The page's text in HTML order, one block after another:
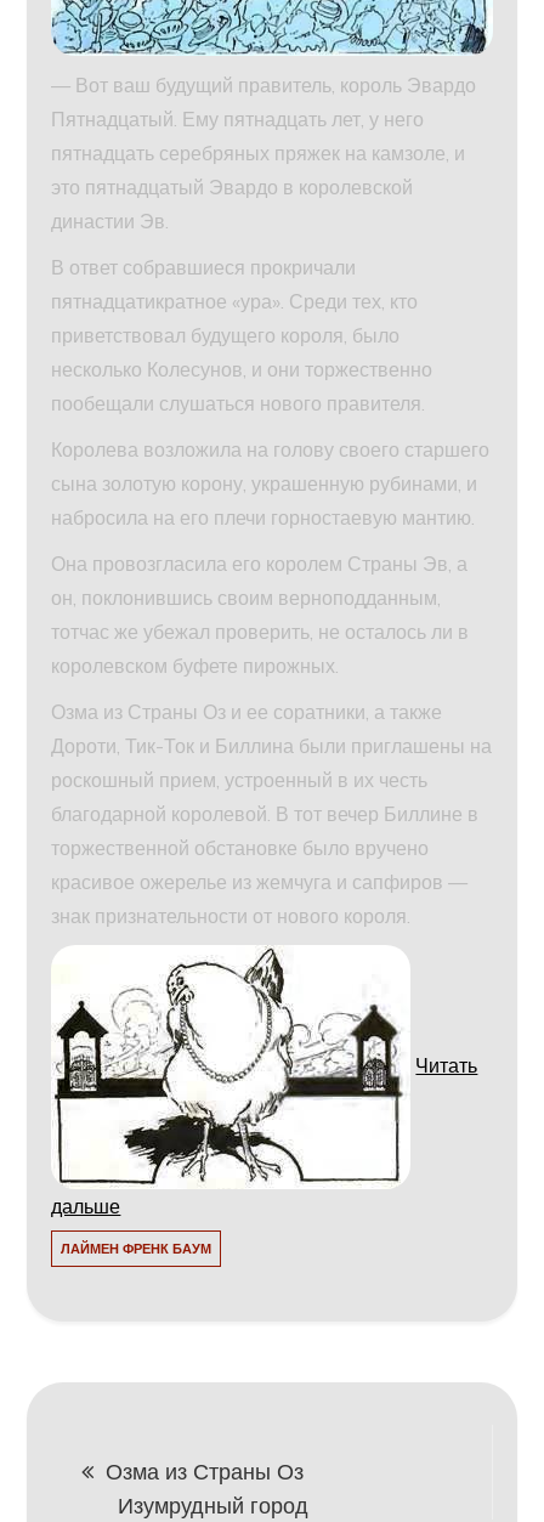
— Вот ваш будущий правитель, король Эвардо
Пятнадцатый. Ему пятнадцать лет, у него
пятнадцать серебряных пряжек на камзоле, и
это пятнадцатый Эвардо в королевской
династии Эв.
В ответ собравшиеся прокричали
пятнадцатикратное «ура». Среди тех, кто
приветствовал будущего короля, было
несколько Колесунов, и они торжественно
пообещали слушаться нового правителя.
Королева возложила на голову своего старшего
сына золотую корону, украшенную рубинами, и
набросила на его плечи горностаевую мантию.
Она провозгласила его королем Страны Эв, а
он, поклонившись своим верноподданным,
тотчас же убежал проверить, не осталось ли в
королевском буфете пирожных.
Озма из Страны Оз и ее соратники, а также
Дороти, Тик-Ток и Биллина были приглашены на
роскошный прием, устроенный в их честь
благодарной королевой. В тот вечер Биллине в
торжественной обстановке было вручено
красивое ожерелье из жемчуга и сапфиров —
знак признательности от нового короля.
Читать
дальше
ЛАЙМЕН ФРЕНК БАУМ
Навигация
Озма из Страны Оз
Изумрудный город